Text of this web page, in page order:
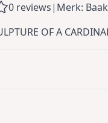
0 reviews| Merk:
OF A